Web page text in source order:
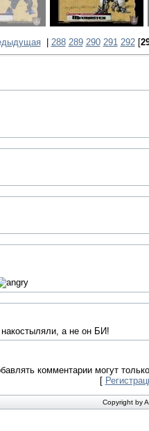
| 288 289 290 291 292[
а не он БИ!
комментарии могут
[
Copyright by